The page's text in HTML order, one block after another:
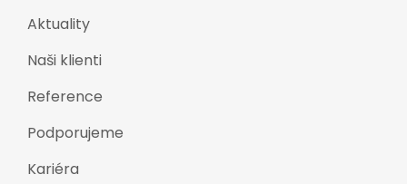
Aktuality
Naši klienti
Reference
Podporujeme
Kariéra